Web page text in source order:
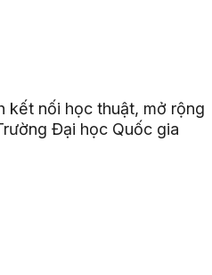
kết nối học thuật, mở rộng
Đại học Quốc gia